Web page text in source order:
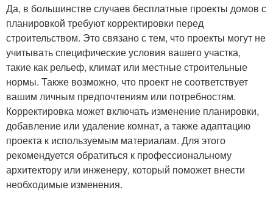
Да, в большинстве случаев бесплатные проекты домов с
планировкой требуют корректировки перед
строительством. Это связано с тем, что проекты могут не
учитывать специфические условия вашего участка,
такие как рельеф, климат или местные строительные
нормы. Также возможно, что проект не соответствует
вашим личным предпочтениям или потребностям.
Корректировка может включать изменение планировки,
добавление или удаление комнат, а также адаптацию
проекта к используемым материалам. Для этого
рекомендуется обратиться к профессиональному
архитектору или инженеру, который поможет внести
необходимые изменения.